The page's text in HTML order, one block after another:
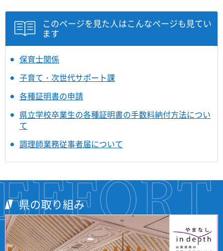
このページを見た人はこんなページも見てい
ます
保育士関係
子育て・次世代サポート課
各種証明書の申請
県立学校卒業生の各種証明書の手数料納付方法につい
て
調理師業務従事者届について
県の取り組み